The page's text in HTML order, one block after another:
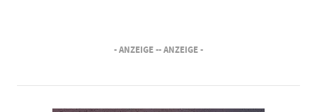
- ANZEIGE -- ANZEIGE -